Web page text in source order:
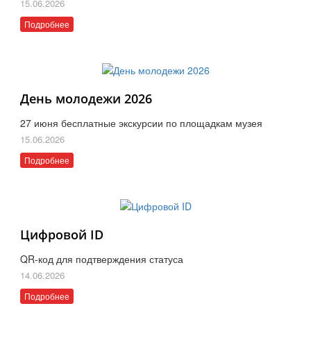
15.06.2026
Подробнее
День молодежи 2026
27 июня бесплатные экскурсии по площадкам музея
15.06.2026
Подробнее
Цифровой ID
QR-код для подтверждения статуса
14.06.2026
Подробнее